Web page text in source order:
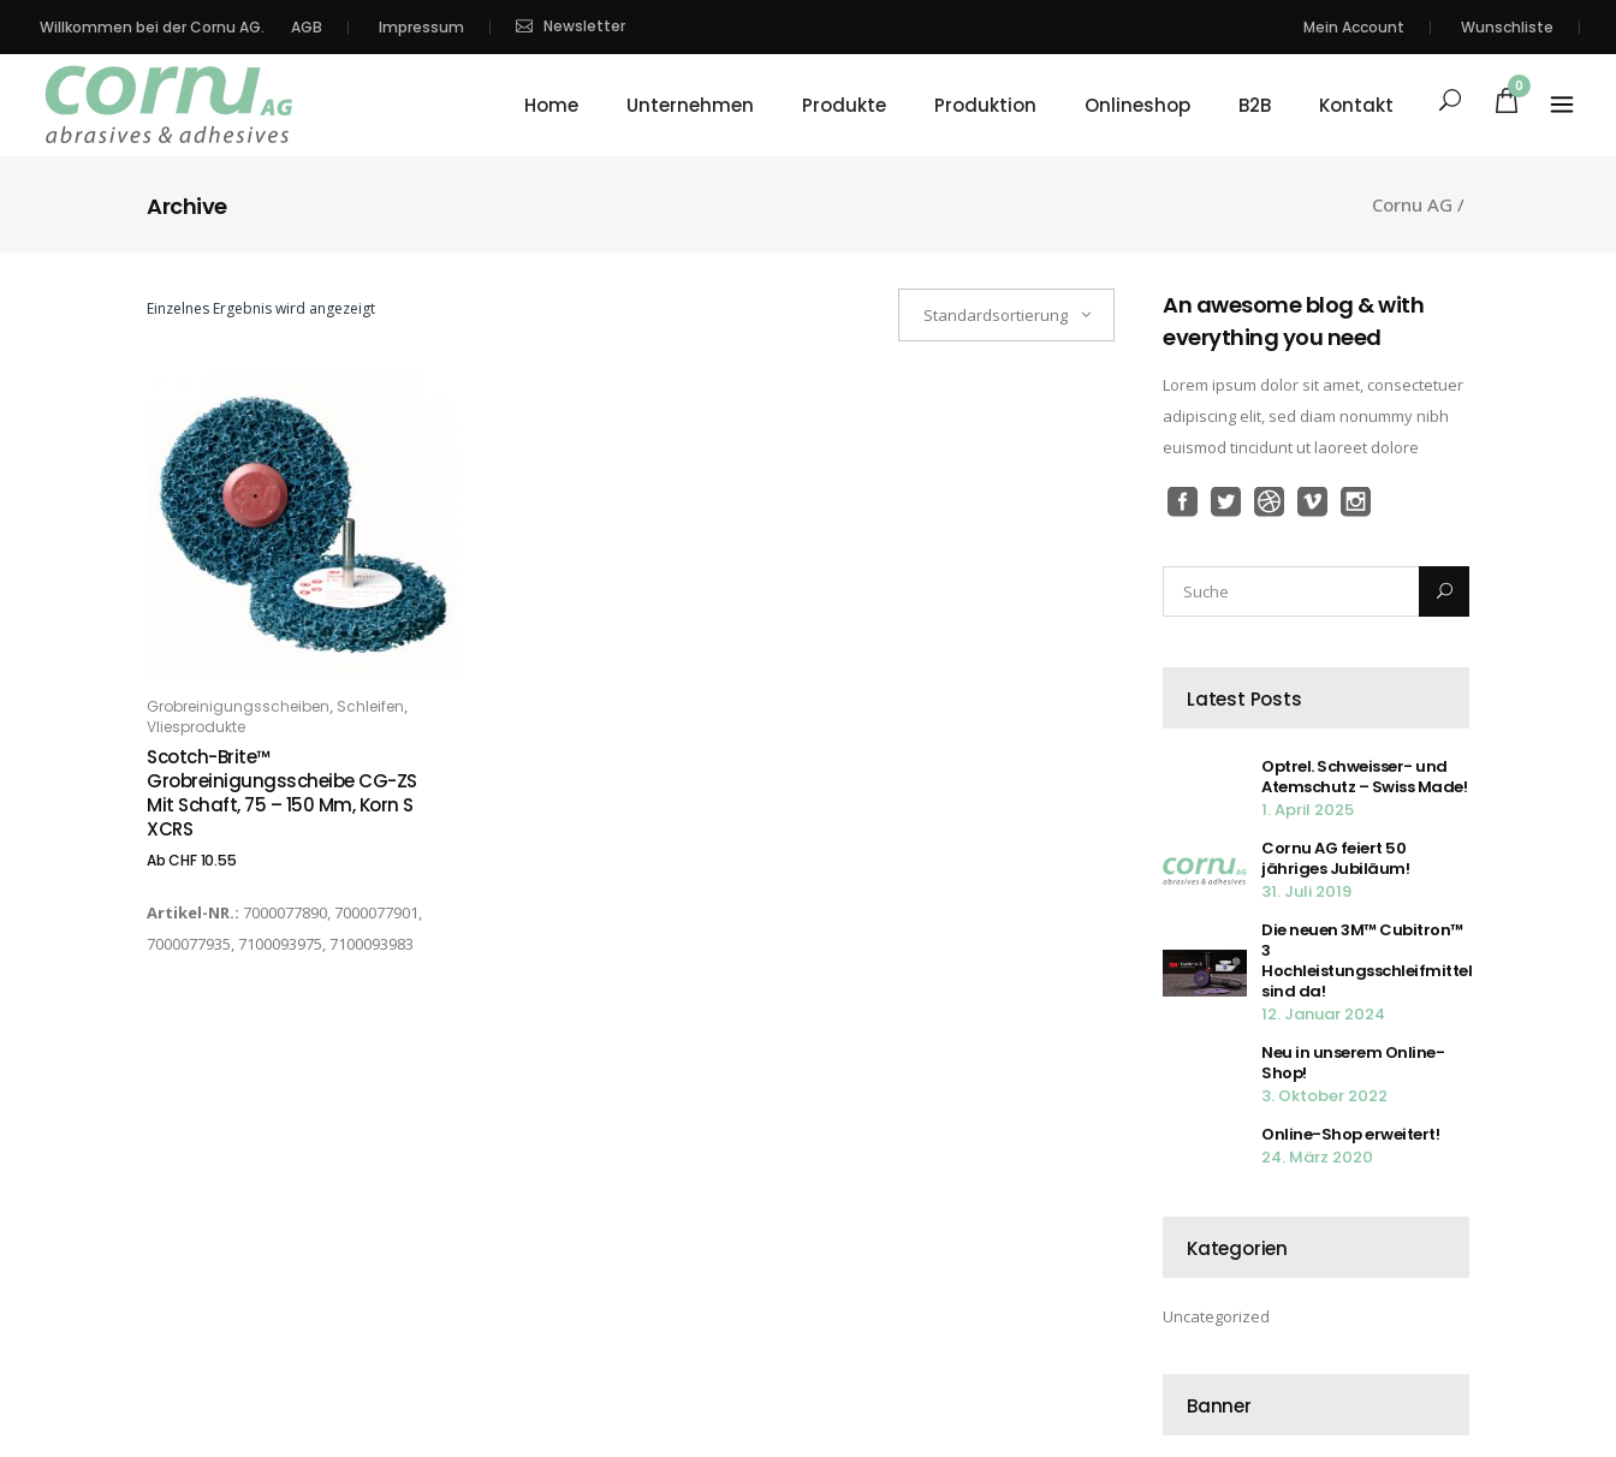
Willkommen bei der Cornu AG. AGB Impressum Newsletter Mein Account Wunschliste
Home Unternehmen Produkte Produktion Onlineshop B2B Kontakt
0
Archive Cornu AG /
Einzelnes Ergebnis wird angezeigt Standardsortierung
OPTIONS
Grobreinigungsscheiben Schleifen
Vliesprodukte
Scotch-Brite™
Grobreinigungsscheibe CG-ZS
Mit Schaft, 75 – 150 Mm, Korn S
XCRS
AbCHF10.55
Artikel-NR.: 7000077890, 7000077901,
7000077935, 7100093975, 7100093983
An awesome blog & with
everything you need
Lorem ipsum dolor sit amet, consectetuer
adipiscing elit, sed diam nonummy nibh
euismod tincidunt ut laoreet dolore
Latest Posts
Optrel. Schweisser- und
Atemschutz – Swiss Made!
1. April 2025
Cornu AG feiert 50
jähriges Jubiläum!
31. Juli 2019
Die neuen 3M™ Cubitron™
3
Hochleistungsschleifmittel
sind da!
12. Januar 2024
Neu in unserem Online-
Shop!
3. Oktober 2022
Online-Shop erweitert!
24. März 2020
Kategorien
Uncategorized
Banner